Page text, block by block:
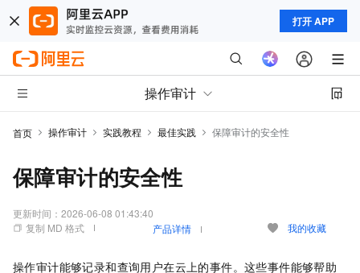
打开 APP
操作审计
首页 操作审计 实践教程 最佳实践 保障审计的安全性
保障审计的安全性
更新时间： 2026-06-08 01:43:40
复制 MD 格式
产品详情 我的收藏
操作审计能够记录和查询用户在云上的事件。这些事件能够帮助